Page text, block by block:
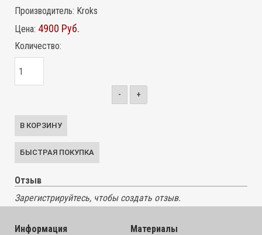
Производитель: Kroks
Цена: 4900 Руб.
Количество:
- +
Отзыв
Зарегистрируйтесь, чтобы создать отзыв.
Информация
Материалы